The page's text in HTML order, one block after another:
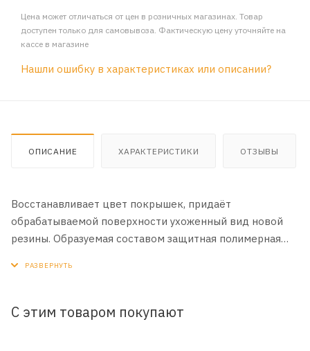
Цена может отличаться от цен в розничных магазинах. Товар
доступен только для самовывоза. Фактическую цену уточняйте на
кассе в магазине
Нашли ошибку в характеристиках или описании?
ОПИСАНИЕ ХАРАКТЕРИСТИКИ ОТЗЫВЫ
Восстанавливает цвет покрышек, придаёт
обрабатываемой поверхности ухоженный вид новой
резины. Образуемая составом защитная полимерная
Чернитель шин и пластика KERRY® KC-550 продлевает
С этим товаром покупают